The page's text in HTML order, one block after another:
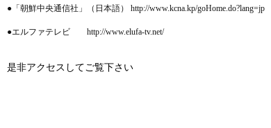
●「朝鮮中央通信社」（日本語） http://www.kcna.kp/goHome.do?lang=jp
●エルファテレビ http://www.elufa-tv.net/
是非アクセスしてご覧下さい